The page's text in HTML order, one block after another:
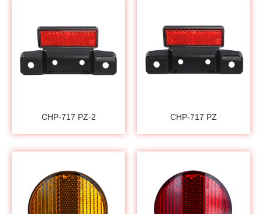
CHP-717 PZ-2 CHP-717 PZ